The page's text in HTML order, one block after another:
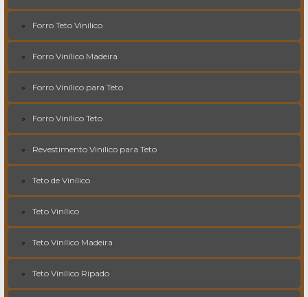
Forro Teto Vinílico
Forro Vinílico Madeira
Forro Vinílico para Teto
Forro Vinílico Teto
Revestimento Vinílico para Teto
Teto de Vinílico
Teto Vinílico
Teto Vinílico Madeira
Teto Vinílico Ripado